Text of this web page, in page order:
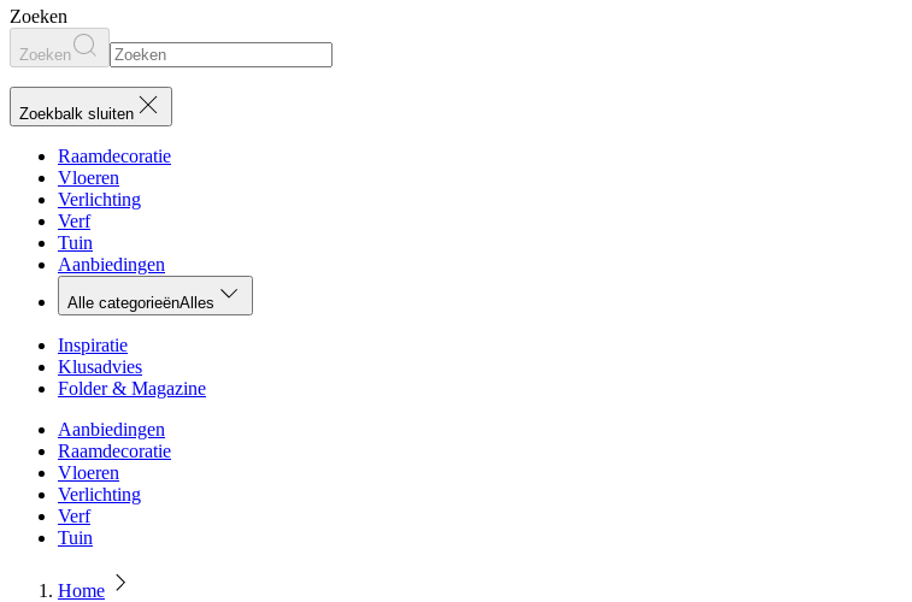
Zoeken
Zoeken
Zoekbalk sluiten
Raamdecoratie
Vloeren
Verlichting
Verf
Tuin
Aanbiedingen
Alle categorieënAlles
Inspiratie
Klusadvies
Folder & Magazine
Aanbiedingen
Raamdecoratie
Vloeren
Verlichting
Verf
Tuin
Home